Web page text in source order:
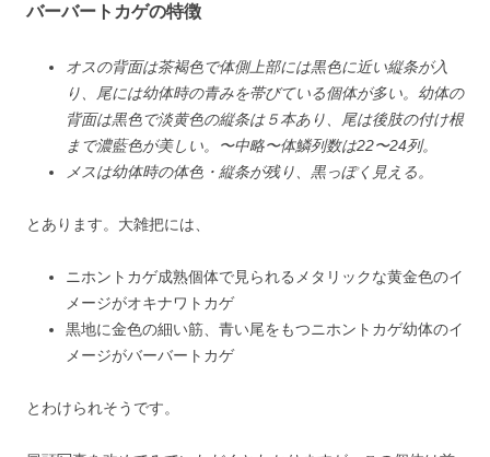
バーバートカゲの特徴
オスの背面は茶褐色で体側上部には黒色に近い縦条が入
り、尾には幼体時の青みを帯びている個体が多い。幼体の
背面は黒色で淡黄色の縦条は５本あり、尾は後肢の付け根
まで濃藍色が美しい。〜中略〜体鱗列数は22〜24列。
メスは幼体時の体色・縦条が残り、黒っぽく見える。
とあります。大雑把には、
ニホントカゲ成熟個体で見られるメタリックな黄金色のイ
メージがオキナワトカゲ
黒地に金色の細い筋、青い尾をもつニホントカゲ幼体のイ
メージがバーバートカゲ
とわけられそうです。